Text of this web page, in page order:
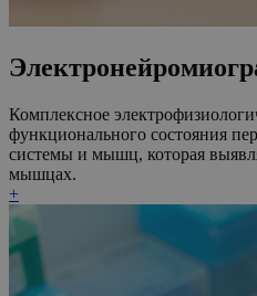
Комплексное
функционального состояния
системы и мышц, которая
мышцах.
+